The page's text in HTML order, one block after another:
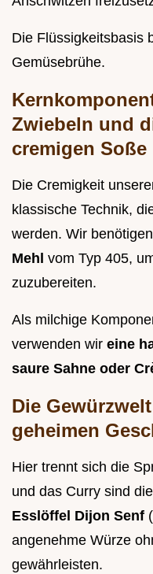
Die Flüssigkeitsbasis
Gemüsebrühe.
Zwiebeln und
cremigen Soße
Die Cremigkeit
klassische Technik,
werden. Wir benötigen
Mehl vom Typ 405,
zuzubereiten.
Als milchige
verwenden wir eine
saure Sahne oder
Die
geheimen
Hier trennt sich die
und das Curry sind
Esslöffel Dijon Senf
angenehme Würze
gewährleisten.